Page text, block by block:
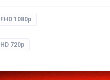
FHD 1080p
HD 720p